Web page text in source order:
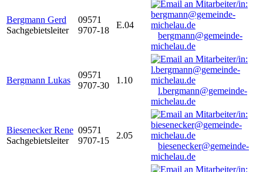
Bergmann Gerd
Sachgebietsleiter
09571
9707-18
E.04
bergmann@gemeinde-
michelau.de
Bergmann Lukas
09571
9707-30
1.10
l.bergmann@gemeinde-
michelau.de
Biesenecker Rene
Sachgebietsleiter
09571
9707-15
2.05
biesenecker@gemeinde-
michelau.de